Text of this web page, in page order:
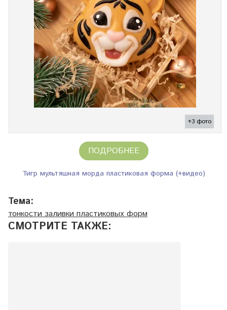
+3 фото
ПОДРОБНЕЕ
Тигр мультяшная морда пластиковая форма (+видео)
Тема:
тонкости заливки пластиковых форм
СМОТРИТЕ ТАКЖЕ: